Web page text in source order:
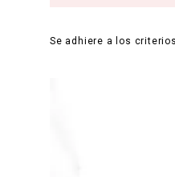
Se adhiere a los